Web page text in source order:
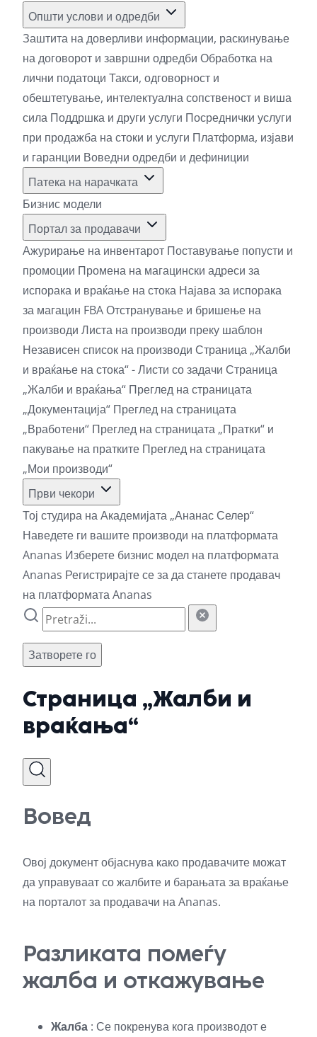
Општи услови и одредби
Заштита на доверливи информации, раскинување
на договорот и завршни одредби Обработка на
лични податоци Такси, одговорност и
обештетување, интелектуална сопственост и виша
сила Поддршка и други услуги Посреднички услуги
при продажба на стоки и услуги Платформа, изјави
и гаранции Воведни одредби и дефиниции
Патека на нарачката
Бизнис модели
Портал за продавачи
Ажурирање на инвентарот Поставување попусти и
промоции Промена на магацински адреси за
испорака и враќање на стока Најава за испорака
за магацин FBAОтстранување и бришење на
производи Листа на производи преку шаблон
Независен список на производи Страница „Жалби
и враќање на стока“ - Листи со задачи Страница
„Жалби и враќања“ Преглед на страницата
„Документација“ Преглед на страницата
„Вработени“ Преглед на страницата „Пратки“ и
пакување на пратките Преглед на страницата
„Мои производи“
Први чекори
Тој студира на Академијата „Ананас Селер“
Наведете ги вашите производи на платформата
Ananas Изберете бизнис модел на платформата
Ananas Регистрирајте се за да станете продавач
на платформата Ananas
Затворете го
Страница „Жалби и
враќања“
Вовед
Овој документ објаснува како продавачите можат
да управуваат со жалбите и барањата за враќање
на порталот за продавачи на Ananas.
Разликата помеѓу
жалба и откажување
Жалба : Се покренува кога производот е